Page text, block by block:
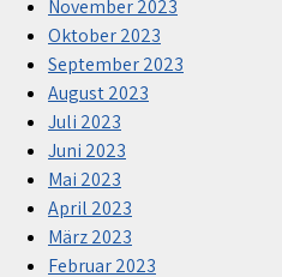
November 2023
Oktober 2023
September 2023
August 2023
Juli 2023
Juni 2023
Mai 2023
April 2023
März 2023
Februar 2023